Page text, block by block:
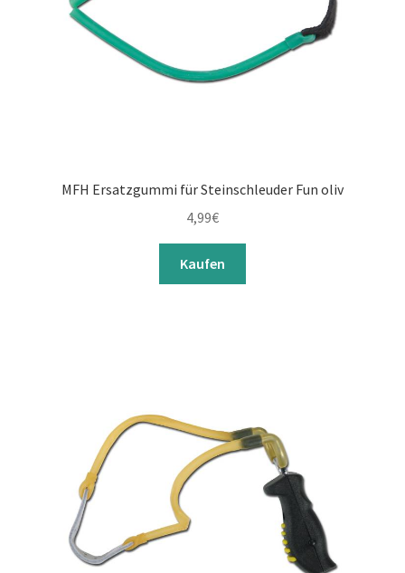
MFH Ersatzgummi für Steinschleuder Fun oliv
4,99€
Kaufen